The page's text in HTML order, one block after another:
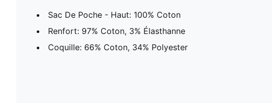
Sac De Poche - Haut: 100% Coton
Renfort: 97% Coton, 3% Élasthanne
Coquille: 66% Coton, 34% Polyester